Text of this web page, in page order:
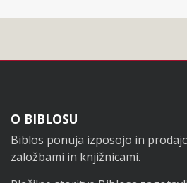
Noga
O BIBLOSU
Biblos ponuja izposojo in
založbami in knjižnicami.